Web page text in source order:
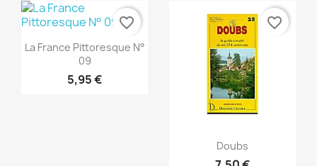
Anteprima
La France Pittoresque N°
09
5,95 €
favorite_border
Anteprima
Doubs
favorite_border